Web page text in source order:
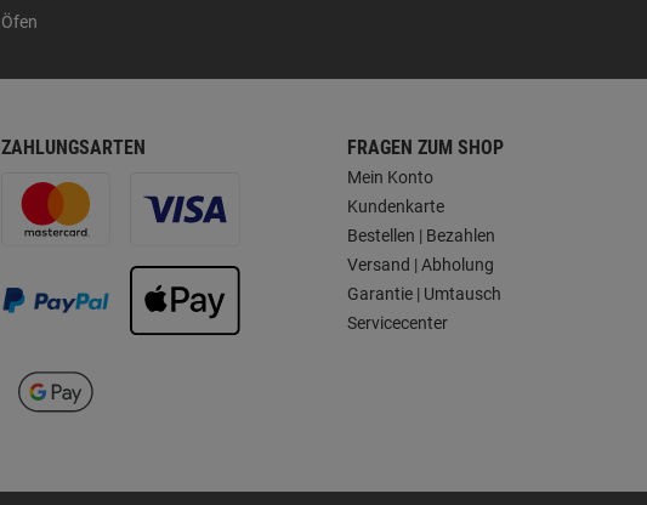
Öfen
ZAHLUNGSARTEN FRAGEN ZUM SHOP
Mein Konto
Kundenkarte
Bestellen | Bezahlen
Versand | Abholung
Garantie | Umtausch
Servicecenter